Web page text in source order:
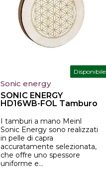
Disponibile
Sonic energy
SONIC ENERGY
HD16WB-FOL Tamburo
I tamburi a mano Meinl
Sonic Energy sono realizzati
in pelle di capra
accuratamente selezionata,
che offre uno spessore
uniforme e...